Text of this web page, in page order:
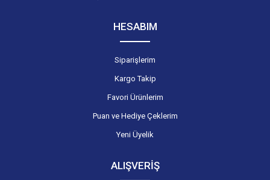
HESABIM
Siparişlerim
Kargo Takip
Favori Ürünlerim
Puan ve Hediye Çeklerim
Yeni Üyelik
ALIŞVERİŞ